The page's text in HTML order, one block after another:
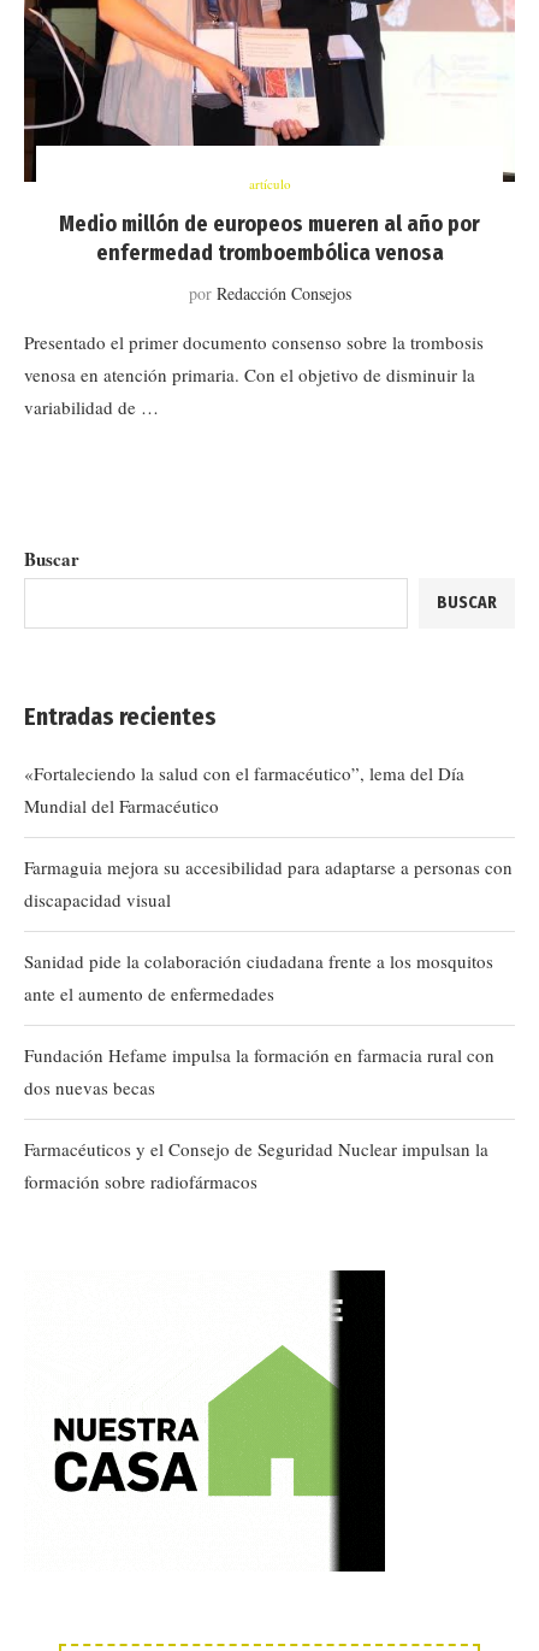
artículo
Medio millón de europeos mueren al año por
enfermedad tromboembólica venosa
por Redacción Consejos
Presentado el primer documento consenso sobre la trombosis
venosa en atención primaria. Con el objetivo de disminuir la
variabilidad de …
Buscar
BUSCAR
Entradas recientes
«Fortaleciendo la salud con el farmacéutico”, lema del Día
Mundial del Farmacéutico
Farmaguia mejora su accesibilidad para adaptarse a personas con
discapacidad visual
Sanidad pide la colaboración ciudadana frente a los mosquitos
ante el aumento de enfermedades
Fundación Hefame impulsa la formación en farmacia rural con
dos nuevas becas
Farmacéuticos y el Consejo de Seguridad Nuclear impulsan la
formación sobre radiofármacos